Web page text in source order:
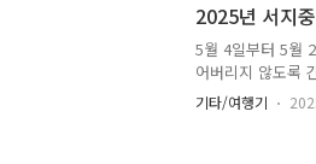
려고 미뤘던 겁니
국립 소피아 왕비
이후의 예술 작품
되어 있어서 ..
2025년 서지
5월 4일부터 5월
어버리지 않도록
여행이나 자유여
소 미술관키스의
기타/여행기